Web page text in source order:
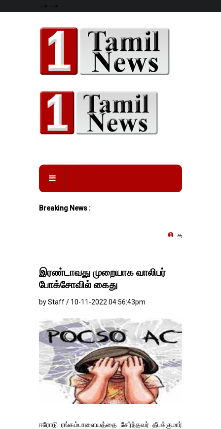
--> -->
Breaking News :
தங்கம்-வெள்ளி விலை
இரண்டாவது முறையாக வாலிபர்
போக்சோவில் கைது
by Staff / 10-11-2022 04:56:43pm
ஈரோடு ரங்கம்பாளையத்தை சேர்ந்தவர் தீபக்குமார்